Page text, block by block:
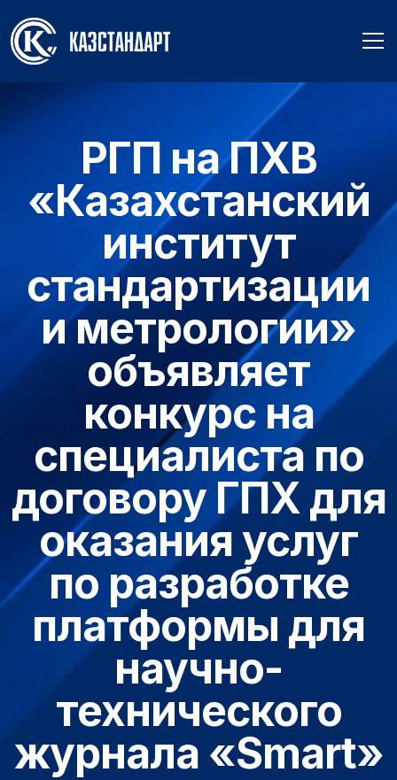
РГП на ПХВ
«Казахстанский
институт
стандартизации
и метрологии»
объявляет
конкурс на
специалиста по
договору ГПХ для
оказания услуг
по разработке
платформы для
научно-
технического
журнала «Smart»